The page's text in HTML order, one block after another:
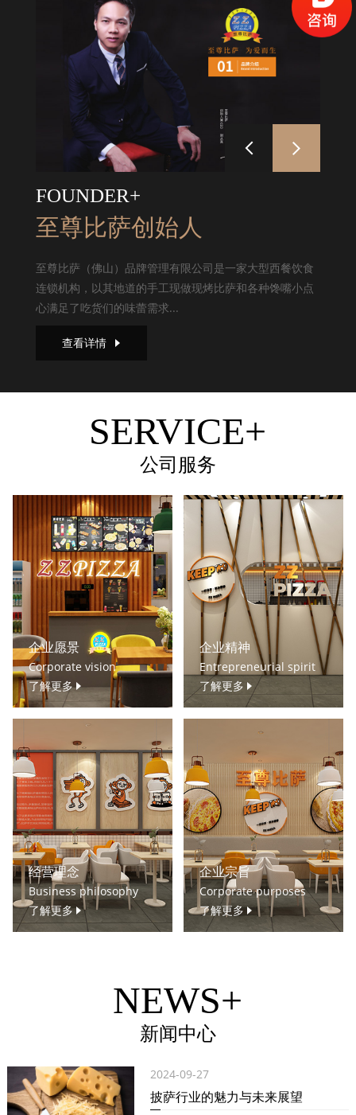
FOUNDER+
至尊比萨创始人
至尊比萨（佛山）品牌管理有限公司是一家大型西餐饮食
连锁机构，以其地道的手工现做现烤比萨和各种馋嘴小点
心满足了吃货们的味蕾需求...
查看详情
SERVICE+
公司服务
企业愿景
Corporate vision
了解更多
企业精神
Entrepreneurial spirit
了解更多
经营理念
Business philosophy
了解更多
企业宗旨
Corporate purposes
了解更多
NEWS+
新闻中心
2024-09-27
披萨行业的魅力与未来展望